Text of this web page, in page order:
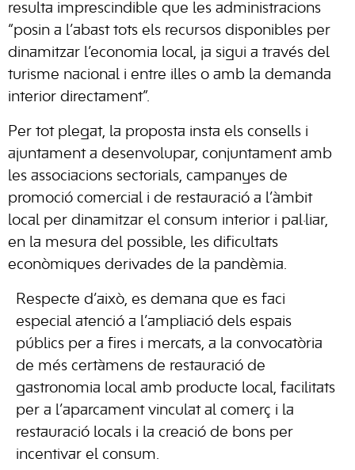
resulta imprescindible que les administracions
“posin a l’abast tots els recursos disponibles per
dinamitzar l’economia local, ja sigui a través del
turisme nacional i entre illes o amb la demanda
interior directament”.
Per tot plegat, la proposta insta els consells i
ajuntament a desenvolupar, conjuntament amb
les associacions sectorials, campanyes de
promoció comercial i de restauració a l’àmbit
local per dinamitzar el consum interior i pal·liar,
en la mesura del possible, les dificultats
econòmiques derivades de la pandèmia.
Respecte d’això, es demana que es faci
especial atenció a l’ampliació dels espais
públics per a fires i mercats, a la convocatòria
de més certàmens de restauració de
gastronomia local amb producte local, facilitats
per a l’aparcament vinculat al comerç i la
restauració locals i la creació de bons per
incentivar el consum.